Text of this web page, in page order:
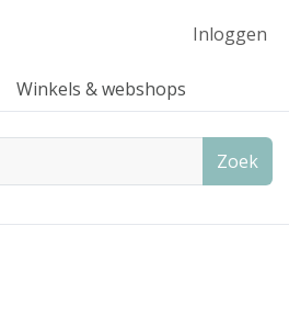
Inloggen
Winkels & webshops
Zoek